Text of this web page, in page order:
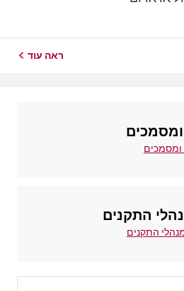
ראה עוד
התקנים
התקנים